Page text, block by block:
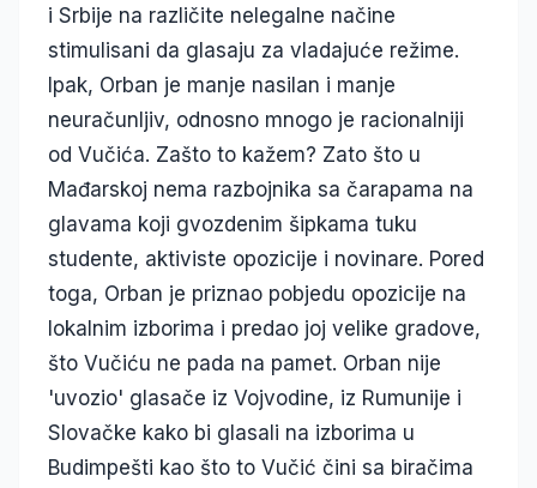
i Srbije na različite nelegalne načine
stimulisani da glasaju za vladajuće režime.
Ipak, Orban je manje nasilan i manje
neuračunljiv, odnosno mnogo je racionalniji
od Vučića. Zašto to kažem? Zato što u
Mađarskoj nema razbojnika sa čarapama na
glavama koji gvozdenim šipkama tuku
studente, aktiviste opozicije i novinare. Pored
toga, Orban je priznao pobjedu opozicije na
lokalnim izborima i predao joj velike gradove,
što Vučiću ne pada na pamet. Orban nije
'uvozio' glasače iz Vojvodine, iz Rumunije i
Slovačke kako bi glasali na izborima u
Budimpešti kao što to Vučić čini sa biračima